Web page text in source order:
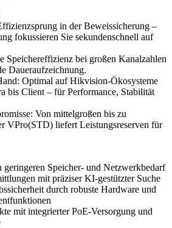
in der Beweissicherung –
fokussieren Sie sekundenschnell auf
Speichereffizienz bei großen Kanalzahlen
Daueraufzeichnung.
Optimal auf Hikvision-Ökosysteme
bis Client – für Performance, Stabilität
Von mittelgroßen bis zu
VPro(STD) liefert Leistungsreserven für
Speicher- und Netzwerkbedarf
mit präziser KI-gestützter Suche
durch robuste Hardware und
mit integrierter PoE-Versorgung und